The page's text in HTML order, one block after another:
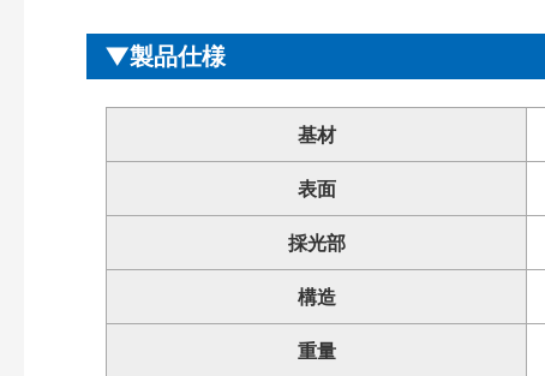
製品仕様
基材
表面
採光部
構造
重量